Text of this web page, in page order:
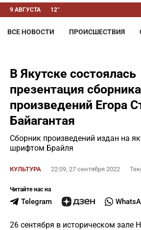
9 АВГУСТА 12°
ВСЕ НОВОСТИ ПРОИСШЕСТВИЯ
В Якутске состоялась
презентация сборника
произведений Егора
Байагантая
Сборник произведений издан на
шрифтом Брайля
КУЛЬТУРА 22:09, 27 сентября 2022
Читайте нас на
Telegram
26 сентября в историческом зале